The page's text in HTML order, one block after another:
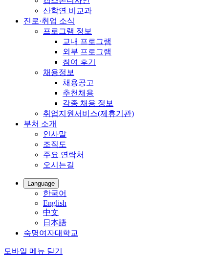
산학연 비교과
진로·취업 소식
프로그램 정보
교내 프로그램
외부 프로그램
참여 후기
채용정보
채용공고
추천채용
각종 채용 정보
취업지원서비스(제휴기관)
부처 소개
인사말
조직도
주요 연락처
오시는길
Language
한국어
English
中文
日本語
숙명여자대학교
모바일 메뉴 닫기